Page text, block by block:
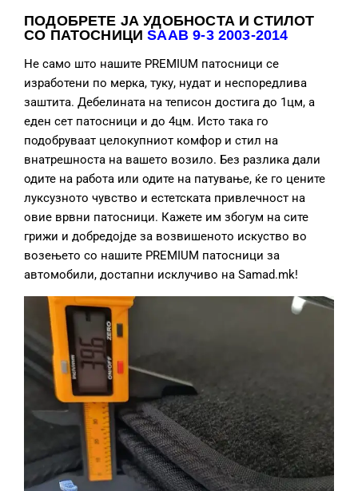
ПОДОБРЕТЕ ЈА УДОБНОСТА И СТИЛОТ
СО ПАТОСНИЦИSAAB 9-3 2003-2014
Не само што нашите PREMIUM патосници се
изработени по мерка, туку, нудат и неспоредлива
заштита. Дебелината на теписон достига до 1цм, а
еден сет патосници и до 4цм. Исто така го
подобруваат целокупниот комфор и стил на
внатрешноста на вашето возило. Без разлика дали
одите на работа или одите на патување, ќе го цените
луксузното чувство и естетската привлечност на
овие врвни патосници. Кажете им збогум на сите
грижи и добредојде за возвишеното искуство во
возењето со нашите PREMIUM патосници за
автомобили, достапни исклучиво на Samad.mk!